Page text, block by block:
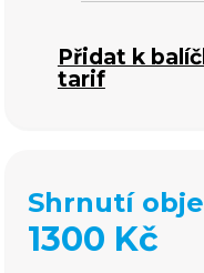
Přidat k
tarif
Shrnutí
1300 Kč